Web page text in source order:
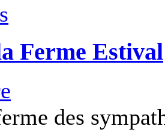
Ferme Estival
des